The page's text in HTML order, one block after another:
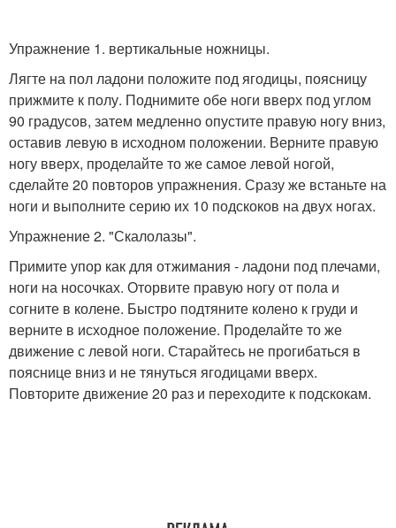
Упражнение 1. вертикальные ножницы.
Лягте на пол ладони положите под ягодицы, поясницу
прижмите к полу. Поднимите обе ноги вверх под углом
90 градусов, затем медленно опустите правую ногу вниз,
оставив левую в исходном положении. Верните правую
ногу вверх, проделайте то же самое левой ногой,
сделайте 20 повторов упражнения. Сразу же встаньте на
ноги и выполните серию их 10 подскоков на двух ногах.
Упражнение 2. "Скалолазы".
Примите упор как для отжимания - ладони под плечами,
ноги на носочках. Оторвите правую ногу от пола и
согните в колене. Быстро подтяните колено к груди и
верните в исходное положение. Проделайте то же
движение с левой ноги. Старайтесь не прогибаться в
пояснице вниз и не тянуться ягодицами вверх.
Повторите движение 20 раз и переходите к подскокам.